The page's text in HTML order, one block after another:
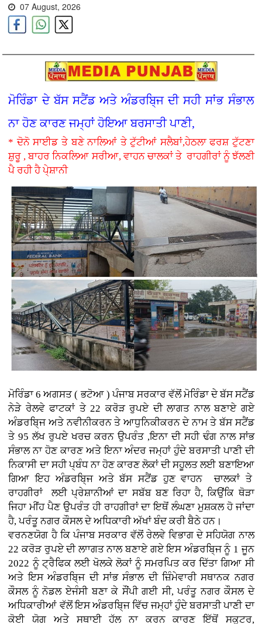
07 August, 2026
ਮੋਰਿੰਡਾ ਦੇ ਬੱਸ ਸਟੈਂਡ ਅਤੇ ਅੰਡਰਬਿ੍ਜ ਦੀ ਸਹੀ ਸਾਂਭ ਸੰਭਾਲ
ਨਾ ਹੋਣ ਕਾਰਣ ਜਮ੍ਹਾਂ ਹੋਇਆ ਬਰਸਾਤੀ ਪਾਣੀ,
* ਦੋਨੋ ਸਾਈਡ ਤੇ ਬਣੇ ਨਾਲਿਆਂ ਤੇ ਟੁੱਟੀਆਂ ਸਲੈਬਾਂ,ਹੇਠਲਾ ਫਰਸ਼ ਟੁੱਟਣਾ
ਸ਼ੁਰੂ , ਬਾਹਰ ਨਿਕਲਿਆ ਸਰੀਆ, ਵਾਹਨ ਚਾਲਕਾਂ ਤੇ ਰਾਹਗੀਰਾਂ ਨੂੰ ਝੱਲਣੀ
ਪੈ ਰਹੀ ਹੈ ਪੇ੍ਸ਼ਾਨੀ
ਮੋਰਿੰਡਾ 6 ਅਗਸਤ ( ਭਟੋਆ )ਪੰਜਾਬ ਸਰਕਾਰ ਵੱਲੋਂ ਮੋਰਿੰਡਾ ਦੇ ਬੱਸ ਸਟੈਂਡ
ਨੇੜੇ ਰੇਲਵੇ ਫਾਟਕਾਂ ਤੇ 22 ਕਰੋੜ ਰੁਪਏ ਦੀ ਲਾਗਤ ਨਾਲ ਬਣਾਏ ਗਏ
ਅੰਡਰਬਿ੍ਜ ਅਤੇ ਨਵੀਨੀਕਰਨ ਤੇ ਆਧੁਨਿਕੀਕਰਨ ਦੇ ਨਾਮ ਤੇ ਬੱਸ ਸਟੈਂਡ
ਤੇ 95 ਲੱਖ ਰੁਪਏ ਖਰਚ ਕਰਨ ਉਪਰੰਤ ,ਇਨਾ ਦੀ ਸਹੀ ਢੰਗ ਨਾਲ ਸਾਂਭ
ਸੰਭਾਲ ਨਾ ਹੋਣ ਕਾਰਣ ਅਤੇ ਇਨਾ ਅੰਦਰ ਜਮ੍ਹਾਂ ਹੁੰਦੇ ਬਰਸਾਤੀ ਪਾਣੀ ਦੀ
ਨਿਕਾਸੀ ਦਾ ਸਹੀ ਪ੍ਬੰਧ ਨਾ ਹੋਣ ਕਾਰਣ ਲੋਕਾਂ ਦੀ ਸਹੂਲਤ ਲਈ ਬਣਾਇਆ
ਗਿਆ ਇਹ ਅੰਡਰਬਿ੍ਜ ਅਤੇ ਬੱਸ ਸਟੈਂਡ ਹੁਣ ਵਾਹਨ ਚਾਲਕਾਂ ਤੇ
ਰਾਹਗੀਰਾਂ ਲਈ ਪ੍ਰੇਸ਼ਾਨੀਆਂ ਦਾ ਸਬੱਬ ਬਣ ਰਿਹਾ ਹੈ, ਕਿਉਂਕਿ ਥੋੜਾ
ਜਿਹਾ ਮੀਂਹ ਪੈਣ ਉਪਰੰਤ ਹੀ ਰਾਹਗੀਰਾਂ ਦਾ ਇਥੋਂ ਲੰਘਣਾ ਮੁਸ਼ਕਲ ਹੋ ਜਾਂਦਾ
ਹੈ, ਪਰੰਤੂ ਨਗਰ ਕੌਸਲ ਦੇ ਅਧਿਕਾਰੀ ਅੱਖਾਂ ਬੰਦ ਕਰੀ ਬੈਠੇ ਹਨ।
ਵਰਨਣਯੋਗ ਹੈ ਕਿ ਪੰਜਾਬ ਸਰਕਾਰ ਵੱਲੋਂ ਰੇਲਵੇ ਵਿਭਾਗ ਦੇ ਸਹਿਯੋਗ ਨਾਲ
22 ਕਰੋੜ ਰੁਪਏ ਦੀ ਲਾਾਗਤ ਨਾਲ ਬਣਾਏ ਗਏ ਇਸ ਅੰਡਰਬਿ੍ਜ ਨੂੰ 1 ਜੂਨ
2022 ਨੂੰ ਟ੍ਰੈਫਿਕ ਲਈ ਖੋਲਕੇ ਲੋਕਾਂ ਨੂੰ ਸਮਰਪਿਤ ਕਰ ਦਿੱਤਾ ਗਿਆ ਸੀ
ਅਤੇ ਇਸ ਅੰਡਰਬਿ੍ਜ ਦੀ ਸਾਂਭ ਸੰਭਾਲ ਦੀ ਜ਼ਿੰਮੇਵਾਰੀ ਸਥਾਨਕ ਨਗਰ
ਕੌਸਲ ਨੂੰ ਨੋਡਲ ਏਜੰਸੀ ਬਣਾ ਕੇ ਸੌਂਪੀ ਗਈ ਸੀ, ਪਰੰਤੂ ਨਗਰ ਕੌਸਲ ਦੇ
ਅਧਿਕਾਰੀਆਂ ਵੱਲੋਂ ਇਸ ਅੰਡਰਬਿ੍ਜ ਵਿੱਚ ਜਮ੍ਹਾਂ ਹੁੰਦੇ ਬਰਸਾਤੀ ਪਾਣੀ ਦਾ
ਕੋਈ ਯੋਗ ਅਤੇ ਸਥਾਈ ਹੱਲ ਨਾ ਕਰਨ ਕਾਰਣ ਇੱਥੋਂ ਸਕੂਟਰ,